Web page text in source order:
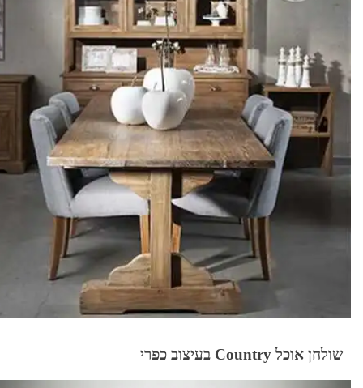
שולחן אוכל Country בעיצוב כפרי